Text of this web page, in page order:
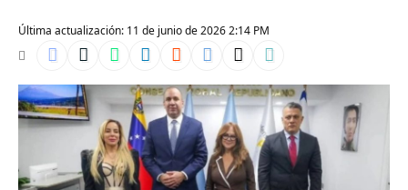
Última actualización: 11 de junio de 2026 2:14 PM